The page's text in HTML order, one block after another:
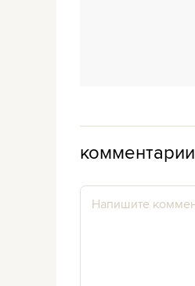
комментарии